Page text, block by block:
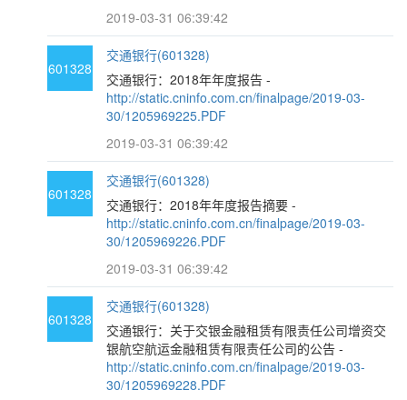
2019-03-31 06:39:42
601328
交通银行(601328)
交通银行：2018年年度报告 -
http://static.cninfo.com.cn/finalpage/2019-03-
30/1205969225.PDF
2019-03-31 06:39:42
601328
交通银行(601328)
交通银行：2018年年度报告摘要 -
http://static.cninfo.com.cn/finalpage/2019-03-
30/1205969226.PDF
2019-03-31 06:39:42
601328
交通银行(601328)
交通银行：关于交银金融租赁有限责任公司增资交
银航空航运金融租赁有限责任公司的公告 -
http://static.cninfo.com.cn/finalpage/2019-03-
30/1205969228.PDF